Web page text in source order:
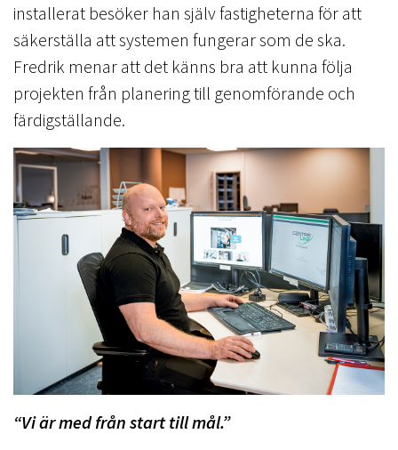
installerat besöker han själv fastigheterna för att
säkerställa att systemen fungerar som de ska.
Fredrik menar att det känns bra att kunna följa
projekten från planering till genomförande och
färdigställande.
“Vi är med från start till mål.”